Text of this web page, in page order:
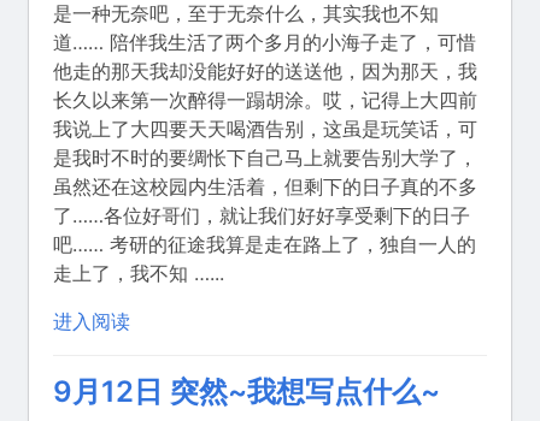
是一种无奈吧，至于无奈什么，其实我也不知
道…… 陪伴我生活了两个多月的小海子走了，可惜
他走的那天我却没能好好的送送他，因为那天，我
长久以来第一次醉得一蹋胡涂。哎，记得上大四前
我说上了大四要天天喝酒告别，这虽是玩笑话，可
是我时不时的要绸怅下自己马上就要告别大学了，
虽然还在这校园内生活着，但剩下的日子真的不多
了……各位好哥们，就让我们好好享受剩下的日子
吧…… 考研的征途我算是走在路上了，独自一人的
走上了，我不知 …...
进入阅读
9月12日 突然~我想写点什么~